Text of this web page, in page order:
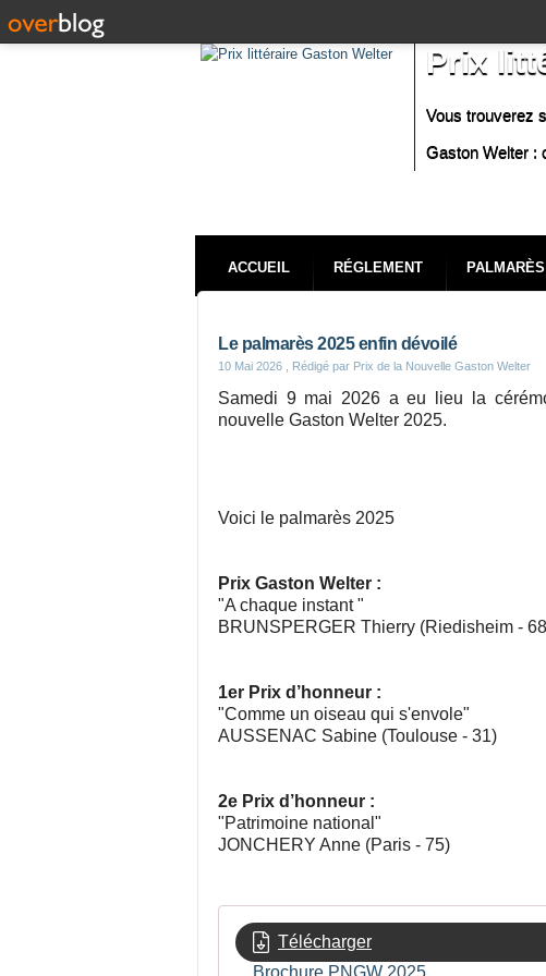
Prix
Vous trouverez
Gaston Welter :
ACCUEIL RÉGLEMENT PALMARÈS
Le palmarès 2025 enfin dévoilé
10 Mai 2026 , Rédigé par Prix de la Nouvelle Gaston Welter
Samedi 9 mai 2026 a eu lieu la
nouvelle Gaston Welter 2025.
Voici le palmarès 2025
Prix Gaston Welter :
"A chaque instant "
BRUNSPERGER Thierry (Riedisheim -
1er Prix d’honneur :
"Comme un oiseau qui s'envole"
AUSSENAC Sabine (Toulouse - 31)
2e Prix d’honneur :
"Patrimoine national"
JONCHERY Anne (Paris - 75)
Télécharger
Brochure PNGW 2025